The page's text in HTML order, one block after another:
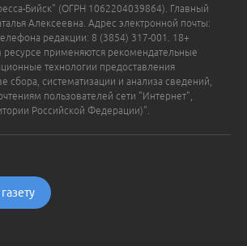
Бийск" (ОГРН 1062204039864). Главный
Алексеевна. Адрес электронной почты:
редакции: 8 (3854) 317-001. 18+
применяются рекомендательные
технологии предоставления
сбора, систематизации и анализа сведений,
пользователей сети "Интернет",
Российской Федерации)".